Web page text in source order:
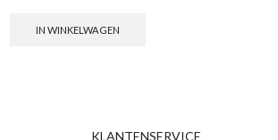
IN WINKELWAGEN
KLANTENSERVICE